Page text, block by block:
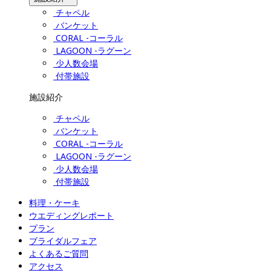
チャペル
バンケット
CORAL -コーラル
LAGOON -ラグーン
少人数会場
付帯施設
施設紹介
チャペル
バンケット
CORAL -コーラル
LAGOON -ラグーン
少人数会場
付帯施設
料理・ケーキ
ウエディングレポート
プラン
ブライダルフェア
よくあるご質問
アクセス